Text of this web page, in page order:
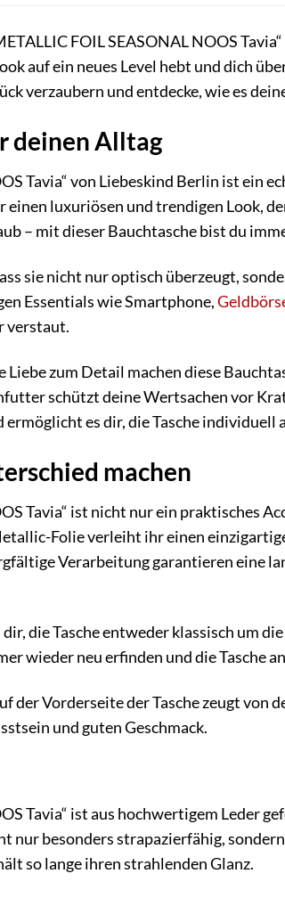
FOIL SEASONAL NOOS
auf ein neues Level hebt und dich
verzaubern und entdecke, wie es
deinen Alltag
Tavia“ von Liebeskind Berlin ist ein
luxuriösen und trendigen Look,
– mit dieser Bauchtasche bist du
sie nicht nur optisch überzeugt,
Essentials wie Smartphone,
verstaut.
zum Detail machen diese
schützt deine Wertsachen vor
es dir, die Tasche individuell
machen
Tavia“ ist nicht nur ein praktisches
Folie verleiht ihr einen
Verarbeitung garantieren eine
die Tasche entweder klassisch um
wieder neu erfinden und die Tasche
der Vorderseite der Tasche zeugt von
und guten Geschmack.
Tavia“ ist aus hochwertigem Leder
nur besonders strapazierfähig,
so lange ihren strahlenden Glanz.